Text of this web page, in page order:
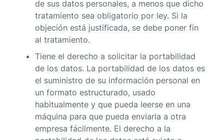
de sus datos personales, a menos que dicho
tratamiento sea obligatorio por ley. Si la
objeción está justificada, se debe poner fin
al tratamiento.
Tiene el derecho a solicitar la portabilidad
de los datos. La portabilidad de los datos es
el suministro de su información personal en
un formato estructurado, usado
habitualmente y que pueda leerse en una
máquina para que pueda enviarla a otra
empresa fácilmente. El derecho a la